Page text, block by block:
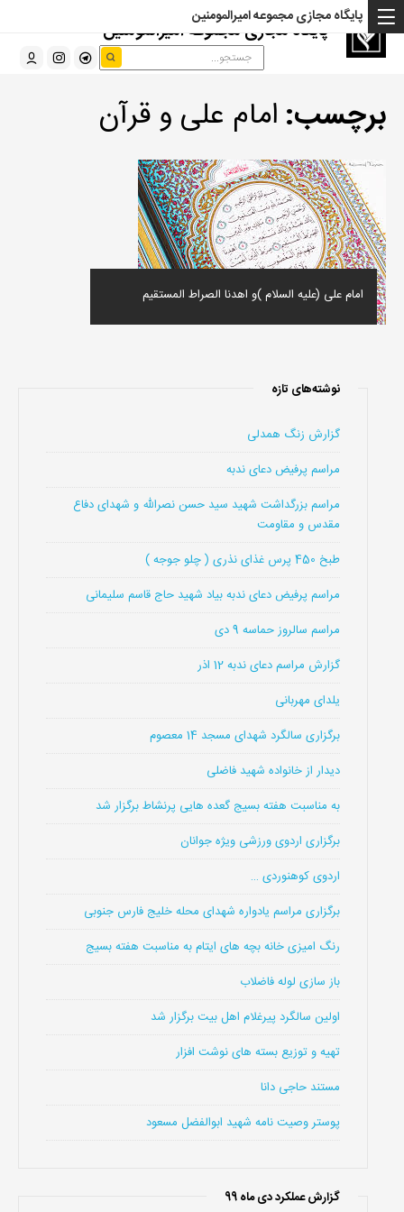
پایگاه مجازی مجموعه امیرالمومنین
پایگاه مجازی مجموعه امیرالمومنین
برچسب: امام علی و قرآن
امام علی (علیه السلام )و اهدنا الصراط المستقیم
نوشته‌های تازه
گزارش زنگ همدلی
مراسم پرفیض دعای ندبه
مراسم بزرگداشت شهید سید حسن نصرالله و شهدای دفاع
مقدس و مقاومت
طبخ 450 پرس غذای نذری ( چلو جوجه )
مراسم پرفیض دعای ندبه بیاد شهید حاج قاسم سلیمانی
مراسم سالروز حماسه 9 دی
گزارش مراسم دعای ندبه 12 اذر
یلدای مهربانی
برگزاری سالگرد شهدای مسجد 14 معصوم
دیدار از خانواده شهید فاضلی
به مناسبت هفته بسیج گعده هایی پرنشاط برگزار شد
برگزاری اردوی ورزشی ویژه جوانان
اردوی کوهنوردی …
برگزاری مراسم یادواره شهدای محله خلیج فارس جنوبی
رنگ امیزی خانه بچه های ایتام به مناسبت هفته بسیج
باز سازی لوله فاضلاب
اولین سالگرد پیرغلام اهل بیت برگزار شد
تهیه و توزیع بسته های نوشت افزار
مستند حاجی دانا
پوستر وصیت نامه شهید ابوالفضل مسعود
گزارش عملکرد دی ماه 99